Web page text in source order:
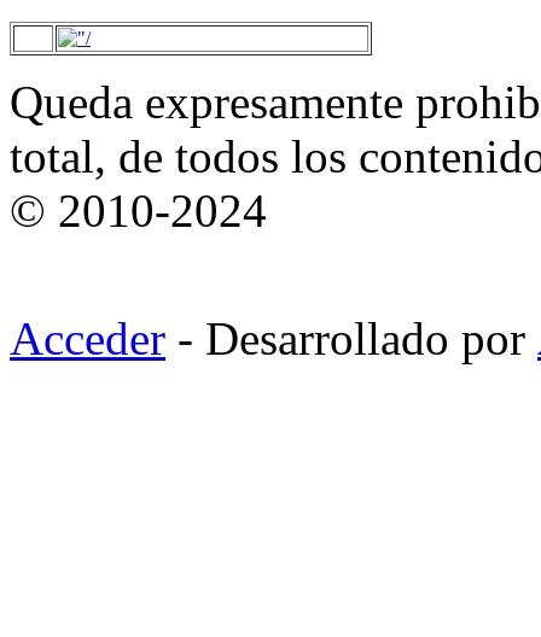
Queda expresamente
total, de todos los
© 2010-2024
Acceder - Desarrollado por